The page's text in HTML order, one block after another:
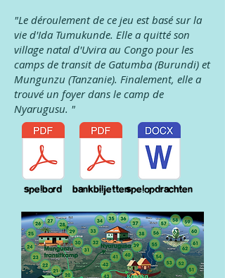
"Le déroulement de ce jeu est basé sur la
vie d'Ida Tumukunde. Elle a quitté son
village natal d'Uvira au Congo pour les
camps de transit de Gatumba (Burundi) et
Mungunzu (Tanzanie). Finalement, elle a
trouvé un foyer dans le camp de
Nyarugusu. "
spelbord bankbiljettenspelopdrachten